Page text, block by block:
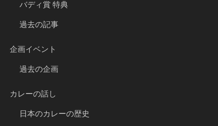
バディ賞 特典
過去の記事
企画イベント
過去の企画
カレーの話し
日本のカレーの歴史